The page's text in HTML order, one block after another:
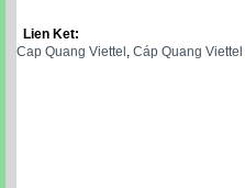
Lien Ket:
Cap Quang Viettel Cáp Quang